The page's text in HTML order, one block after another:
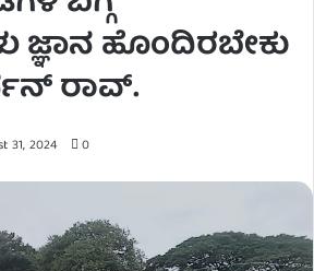
ಜ್ಞಾನ ಹೊಂದಿರಬೇಕು
ರಾವ್.
31, 2024 0